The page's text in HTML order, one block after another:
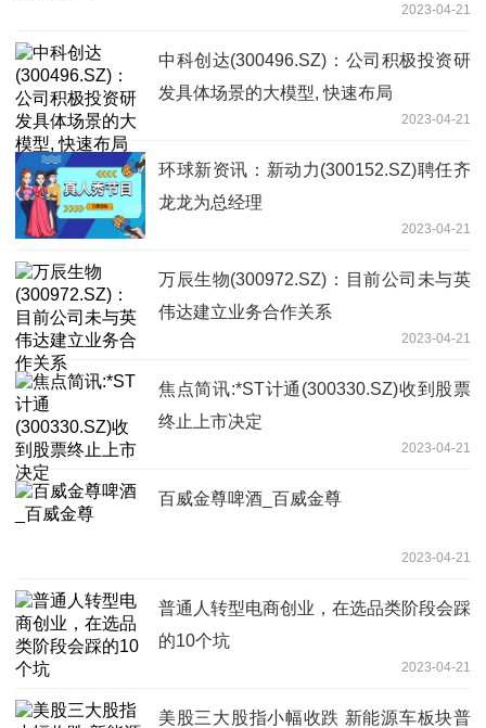
2023-04-21
中科创达(300496.SZ)：公司积极投资研
发具体场景的大模型, 快速布局
2023-04-21
环球新资讯：新动力(300152.SZ)聘任齐
龙龙为总经理
2023-04-21
万辰生物(300972.SZ)：目前公司未与英
伟达建立业务合作关系
2023-04-21
焦点简讯:*ST计通(300330.SZ)收到股票
终止上市决定
2023-04-21
百威金尊啤酒_百威金尊
2023-04-21
普通人转型电商创业，在选品类阶段会踩
的10个坑
2023-04-21
美股三大股指小幅收跌 新能源车板块普